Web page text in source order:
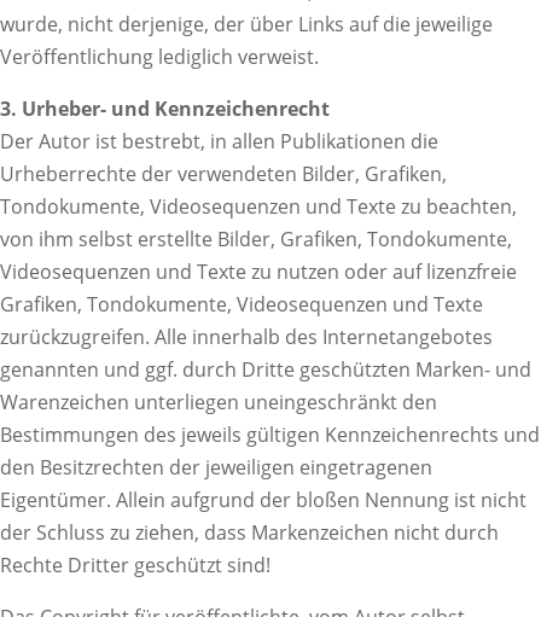
wurde, nicht derjenige, der über Links auf die jeweilige
Veröffentlichung lediglich verweist.
3. Urheber- und Kennzeichenrecht
Der Autor ist bestrebt, in allen Publikationen die
Urheberrechte der verwendeten Bilder, Grafiken,
Tondokumente, Videosequenzen und Texte zu beachten,
von ihm selbst erstellte Bilder, Grafiken, Tondokumente,
Videosequenzen und Texte zu nutzen oder auf lizenzfreie
Grafiken, Tondokumente, Videosequenzen und Texte
zurückzugreifen. Alle innerhalb des Internetangebotes
genannten und ggf. durch Dritte geschützten Marken- und
Warenzeichen unterliegen uneingeschränkt den
Bestimmungen des jeweils gültigen Kennzeichenrechts und
den Besitzrechten der jeweiligen eingetragenen
Eigentümer. Allein aufgrund der bloßen Nennung ist nicht
der Schluss zu ziehen, dass Markenzeichen nicht durch
Rechte Dritter geschützt sind!